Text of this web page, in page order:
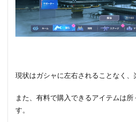
現状はガシャに左右されることなく、
また、有料で購入できるアイテムは
す。